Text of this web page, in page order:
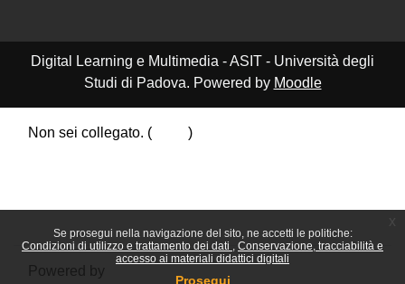
Se prosegui nella navigazione del sito, ne accetti le politiche:
Condizioni di utilizzo e trattamento dei dati
Conservazione, tracciabilità e
accesso ai materiali didattici digitali
Prosegui
Digital Learning e Multimedia - ASIT - Università degli
Studi di Padova. Powered by Moodle
Non sei collegato. (
)
Powered by